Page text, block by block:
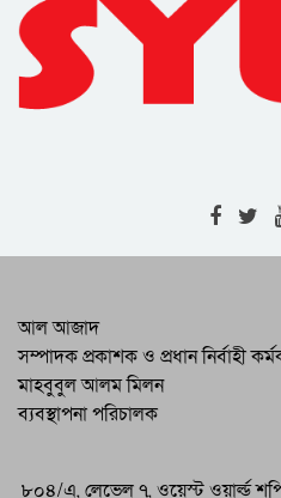
সারাদেশে
এসএসসি
বোর্ডে
চা
১১টায়
শ্রমিকের
বলতে বাধ্য
বিভিন্ন
আওয়ামী
আল আজাদ
সম্পাদক প্রকাশক ও প্রধান নির্বাহী
মাহবুবুল আলম মিলন
ব্যবস্থাপনা পরিচালক
৮০৪/এ, লেভেল ৭, ওয়েস্ট ওয়ার্ল্ড